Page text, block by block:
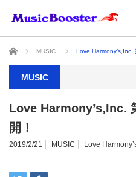
ホーム MUSIC Love Harmony’s,Inc.
MUSIC
Love Harmony’s,Inc.
開！
2019/2/21 MUSIC Love